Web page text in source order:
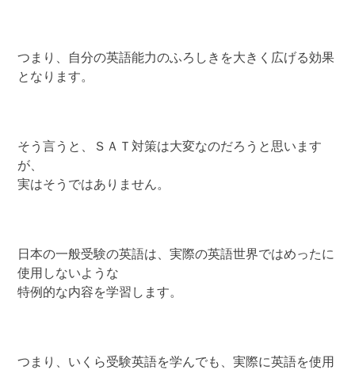
つまり、自分の英語能力のふろしきを大きく広げる効果
となります。
そう言うと、ＳＡＴ対策は大変なのだろうと思います
が、
実はそうではありません。
日本の一般受験の英語は、実際の英語世界ではめったに
使用しないような
特例的な内容を学習します。
つまり、いくら受験英語を学んでも、実際に英語を使用